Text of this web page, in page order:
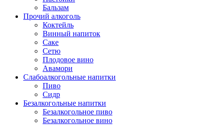
Бальзам
Прочий алкоголь
Коктейль
Винный напиток
Саке
Сетю
Плодовое вино
Авамори
Слабоалкогольные напитки
Пиво
Сидр
Безалкогольные напитки
Безалкогольное пиво
Безалкогольное вино